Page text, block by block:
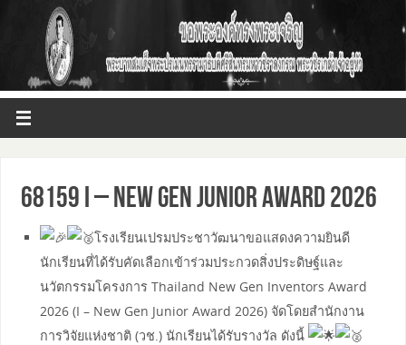
68159 I – New Gen Junior Award 2026
โรงเรียนเปรมประชาวัฒนาขอแสดงความยินดี
นักเรียนที่ได้รับคัดเลือกเข้าร่วมประกวดสิ่งประดิษฐ์และ
นวัตกรรมโครงการ Thailand New Gen Inventors Award
2026 (I – New Gen Junior Award 2026) จัดโดยสำนักงาน
การวิจัยแห่งชาติ (วช.) นักเรียนได้รับรางวัล ดังนี้